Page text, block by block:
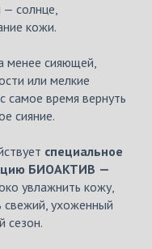
— солнце,
кожи.
менее сияющей,
или мелкие
самое время вернуть
сияние.
специальное
БИОАКТИВ —
увлажнить кожу,
свежий, ухоженный
сезон.